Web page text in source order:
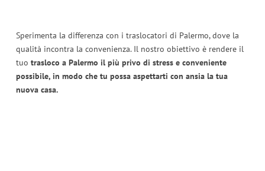
Sperimenta la differenza con i traslocatori di Palermo, dove la
qualità incontra la convenienza. Il nostro obiettivo è rendere il
tuo trasloco a Palermo il più privo di stress e conveniente
possibile, in modo che tu possa aspettarti con ansia la tua
nuova casa.